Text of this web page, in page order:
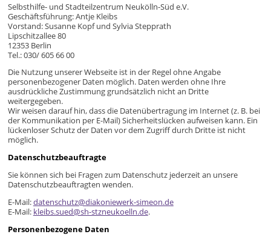
Selbsthilfe- und Stadteilzentrum Neukölln-Süd e.V.
Geschäftsführung: Antje Kleibs
Vorstand: Susanne Kopf und Sylvia Stepprath
Lipschitzallee 80
12353 Berlin
Tel.: 030/ 605 66 00
Die Nutzung unserer Webseite ist in der Regel ohne Angabe
personenbezogener Daten möglich. Daten werden ohne Ihre
ausdrückliche Zustimmung grundsätzlich nicht an Dritte
weitergegeben.
Wir weisen darauf hin, dass die Datenübertragung im Internet (z. B. bei
der Kommunikation per E-Mail) Sicherheitslücken aufweisen kann. Ein
lückenloser Schutz der Daten vor dem Zugriff durch Dritte ist nicht
möglich.
Datenschutzbeauftragte
Sie können sich bei Fragen zum Datenschutz jederzeit an unsere
Datenschutzbeauftragten wenden.
E-Mail:datenschutz@diakoniewerk-simeon.de
E-Mail: kleibs.sued@sh-stzneukoelln.de.
Personenbezogene Daten